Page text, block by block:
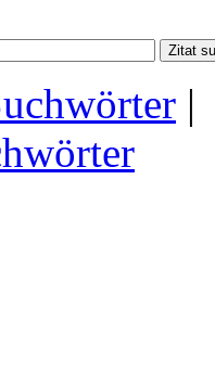
|